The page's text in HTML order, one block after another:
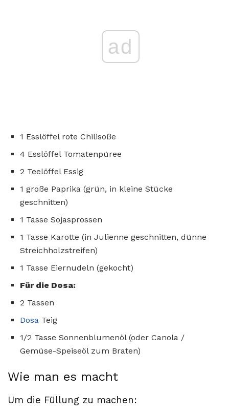
ad
1 Esslöffel rote Chilisoße
4 Esslöffel Tomatenpüree
2 Teelöffel Essig
1 große Paprika (grün, in kleine Stücke
geschnitten)
1 Tasse Sojasprossen
1 Tasse Karotte (in Julienne geschnitten, dünne
Streichholzstreifen)
1 Tasse Eiernudeln (gekocht)
Für die Dosa:
2 Tassen
Dosa Teig
1/2 Tasse Sonnenblumenöl (oder Canola /
Gemüse-Speiseöl zum Braten)
Wie man es macht
Um die Füllung zu machen: